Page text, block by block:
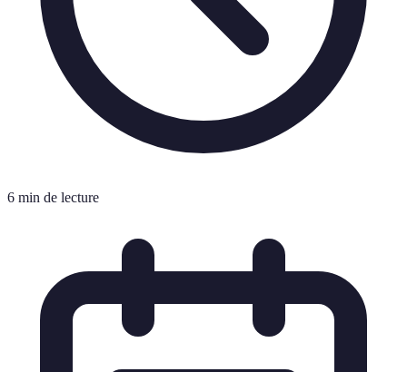
6 min de lecture